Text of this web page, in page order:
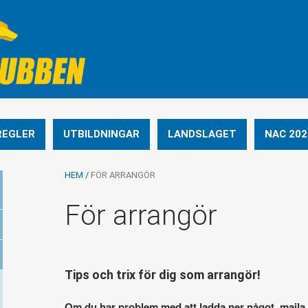
UTBILDNINGAR LANDSLAGET NAC
HEM / FÖR ARRANGÖR
För arrangör
Tips och trix för dig som arrangör!